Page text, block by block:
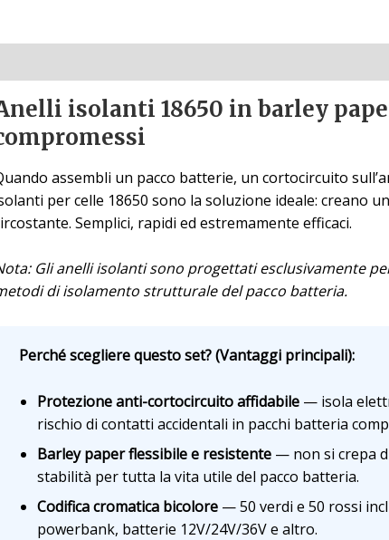
isolanti 18650 in barley
assembli un pacco batterie, un cortocircuito
per celle 18650 sono la soluzione ideale: creano
Semplici, rapidi ed estremamente efficaci.
Gli anelli isolanti sono progettati esclusivamente
di isolamento strutturale del pacco batteria.
Perché scegliere questo set? (Vantaggi principali):
Protezione anti-cortocircuito affidabile— isola
rischio di contatti accidentali in pacchi batteria
Barley paper flessibile e resistente— non si crepa
stabilità per tutta la vita utile del pacco batteria.
Codifica cromatica bicolore— 50 verdi e 50 rossi
powerbank, batterie 12V/24V/36V e altro.